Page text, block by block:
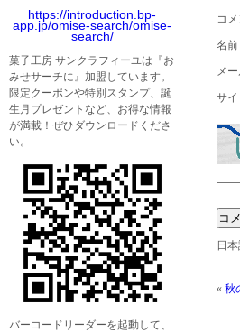
https://introduction.bp-
app.jp/omise-search/omise-
search/
菓子工房 サンクラフィーユは『お
みせサーチに』加盟しています。
限定クーポンや特別スタンプ、誕
生月プレゼントなど、お得な情報
が満載！ぜひダウンロードくださ
い。
バーコードリーダーを起動して、
コメ
名前
メ
サイ
日
« 秋